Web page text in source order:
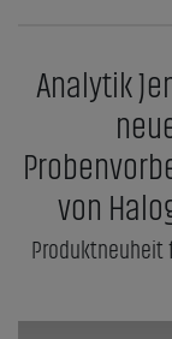
Analytik
von
Produktneuheit